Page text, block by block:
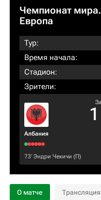
Чемпионат
Европа
Тур:
Время начала:
Стадион:
Зрители:
Албания
1
73‎’‎ Эндри Чекичи (П)
О матче Трансляция